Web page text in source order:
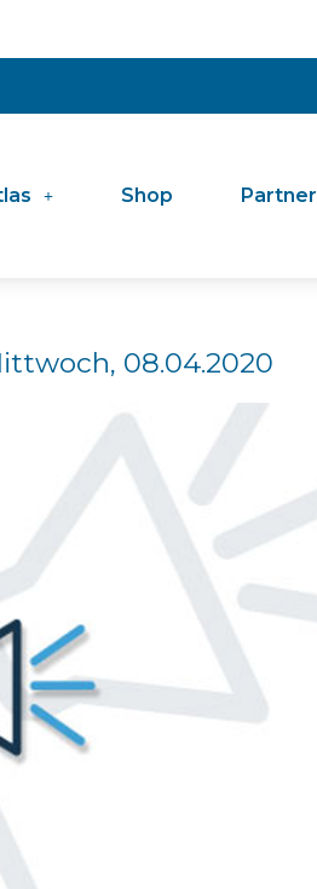
Shop Partner
08.04.2020